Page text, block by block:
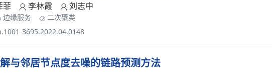
菲 李林霞 刘志中
边缘服务
二次聚类
3695.2022.04.0148
与邻居节点度去噪的链路预测方法